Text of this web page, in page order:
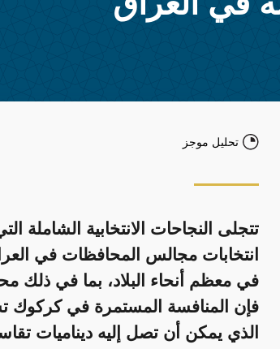
تحليل موجز
تتجلى النجاحات الانتخابية الشاملة
انتخابات مجالس المحافظات في
في معظم أنحاء البلاد، بما في ذلك
فإن المنافسة المستمرة في كركوك
الذي يمكن أن تصل إليه ديناميات